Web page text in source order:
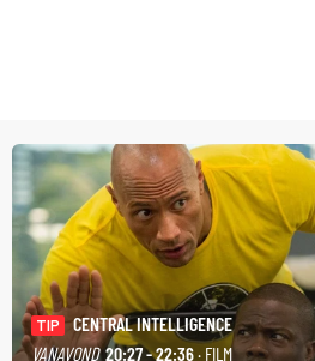
TIP
CENTRAL INTELLIGENCE
VANAVOND 20:27 - 22:36· FILM